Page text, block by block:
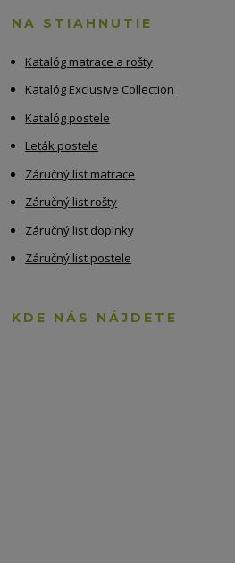
NA STIAHNUTIE
Katalóg matrace a rošty
Katalóg Exclusive Collection
Katalóg postele
Leták postele
Záručný list matrace
Záručný list rošty
Záručný list doplnky
Záručný list postele
KDE NÁS NÁJDETE